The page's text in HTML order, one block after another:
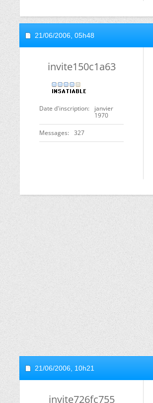
21/06/2006, 05h48
invite150c1a63
Date d'inscription
janvier
1970
Messages 327
21/06/2006, 10h21
invite726fc755